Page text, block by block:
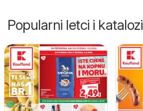
Popularni letci i katalozi